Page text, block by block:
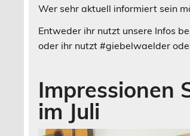
Wer sehr aktuell informiert sein
Entweder ihr nutzt unsere Infos
oder ihr nutzt #giebelwaelder
Impressionen
im Juli